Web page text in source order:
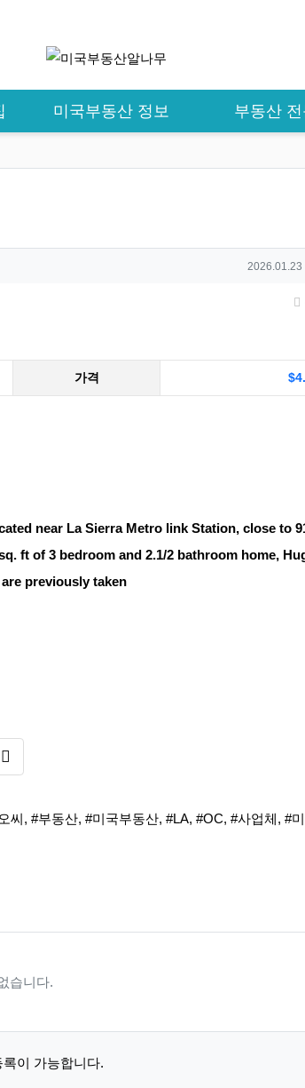
미국부동산 정보 부동산 전
작성일
2026.01.23
가격
near La Sierra Metro link Station, close to
ft of 3 bedroom and 2.1/2 bathroom home,
previously taken
SNS 공유
씨, #부동산, #미국부동산, #LA, #OC, #사업체, #
습니다.
이 가능합니다.